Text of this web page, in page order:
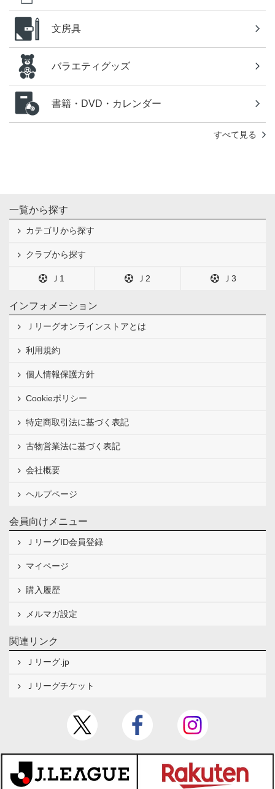
文房具
バラエティグッズ
書籍・DVD・カレンダー
すべて見る
一覧から探す
カテゴリから探す
クラブから探す
Ｊ1 Ｊ2 Ｊ3
インフォメーション
Ｊリーグオンラインストアとは
利用規約
個人情報保護方針
Cookieポリシー
特定商取引法に基づく表記
古物営業法に基づく表記
会社概要
ヘルプページ
会員向けメニュー
ＪリーグID会員登録
マイページ
購入履歴
メルマガ設定
関連リンク
Ｊリーグ.jp
Ｊリーグチケット